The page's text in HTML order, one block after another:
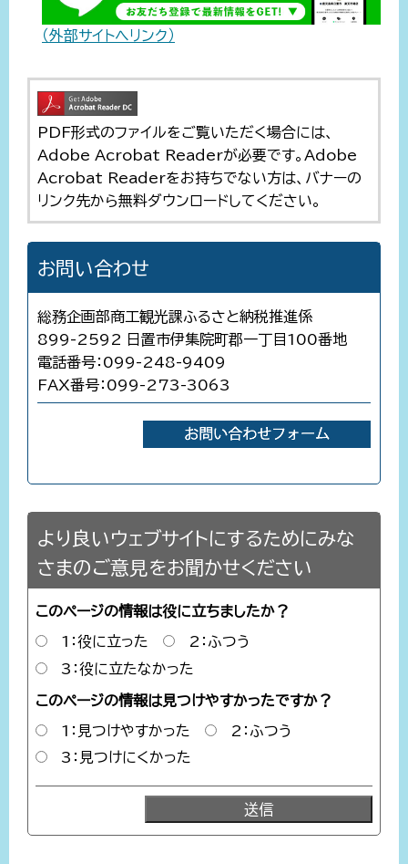
（外部サイトへリンク）
PDF形式のファイルをご覧いただく場合には、
Adobe Acrobat Readerが必要です。Adobe
Acrobat Readerをお持ちでない方は、バナーの
リンク先から無料ダウンロードしてください。
お問い合わせ
総務企画部商工観光課ふるさと納税推進係
899-2592 日置市伊集院町郡一丁目100番地
電話番号：099-248-9409
FAX番号：099-273-3063
より良いウェブサイトにするためにみな
さまのご意見をお聞かせください
このページの情報は役に立ちましたか？
1：役に立った
2：ふつう
3：役に立たなかった
このページの情報は見つけやすかったですか？
1：見つけやすかった
2：ふつう
3：見つけにくかった